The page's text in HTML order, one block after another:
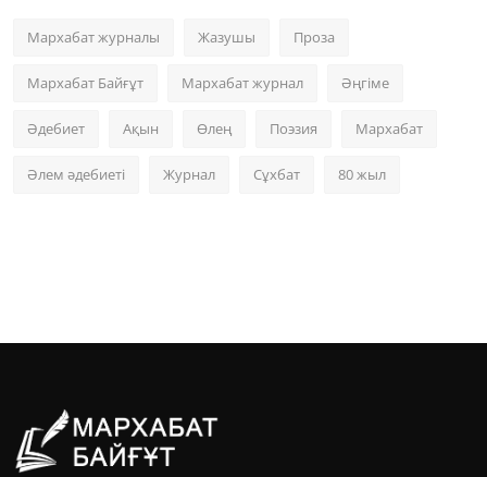
Мархабат журналы Жазушы Проза
Мархабат Байғұт Мархабат журнал Әңгіме
Әдебиет Ақын Өлең Поэзия Мархабат
Әлем әдебиеті Журнал Сұхбат 80 жыл